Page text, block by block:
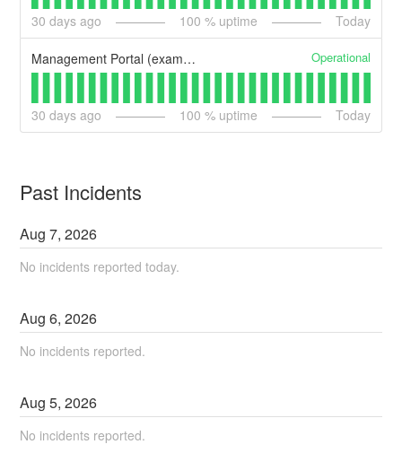
30 days ago 100 % uptime Today
Management Portal (example) Operational
30 days ago 100 % uptime Today
Past Incidents
Aug7,2026
No incidents reported today.
Aug6,2026
No incidents reported.
Aug5,2026
No incidents reported.